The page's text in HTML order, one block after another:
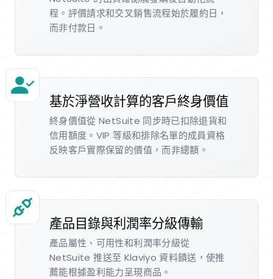
程。評價請求和交叉銷售流程始於履約日，
而非付款日。
基於淨營收計算的客戶終身價值
終身價值從 NetSuite 同步時已扣除退貨和
信用額度。VIP 等級和排除名單的成員資格
反映客戶實際保留的價值，而非總額。
產品目錄與利潤率分級傳輸
產品屬性、可用性和利潤率分級從
NetSuite 推送至 Klaviyo 資料饋送，使推
薦能根據盈利能力呈現商品。